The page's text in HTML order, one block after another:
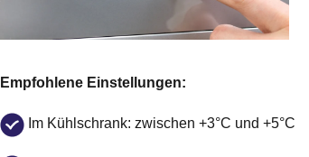
Empfohlene Einstellungen:
Im Kühlschrank: zwischen +3°C und +5°C